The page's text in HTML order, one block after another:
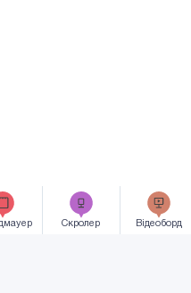
Скролер Відеоборд